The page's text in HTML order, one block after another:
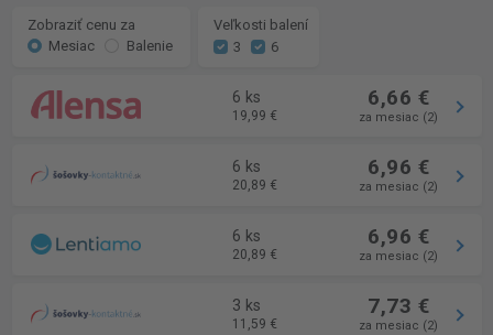
Zobraziť cenu za
Mesiac
Balenie
Veľkosti balení
3
6
6 ks
19,99 €
6,66 €
za mesiac (2)
6 ks
20,89 €
6,96 €
za mesiac (2)
6 ks
20,89 €
6,96 €
za mesiac (2)
3 ks
11,59 €
7,73 €
za mesiac (2)